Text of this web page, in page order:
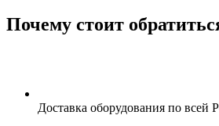
Почему стоит
Доставка оборудования по всей